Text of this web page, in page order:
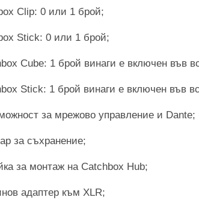
Clip: 0 или 1 брой;
Stick: 0 или 1 брой;
Cube: 1 брой винаги е включен във
Stick: 1 брой винаги е включен във
за мрежово управление и Dante;
за съхранение;
за монтаж на Catchbox Hub;
адаптер към XLR;